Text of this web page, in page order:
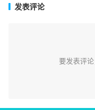
发表评论
要发表评